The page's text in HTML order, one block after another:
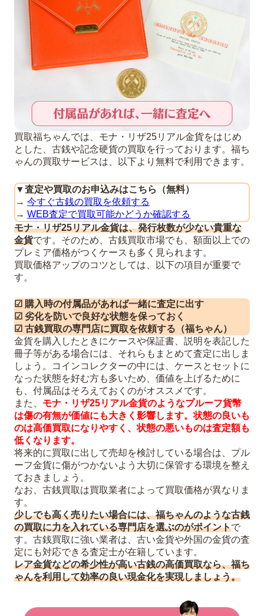
買取福ちゃんでは、モナ・リザ25リアル金貨をはじめ
とした、古銭や記念硬貨の買取を行っております。福ち
ゃんの買取サービスは、以下より無料で利用できます。
▼査定や買取のお申込みはこちら（無料）
→ 今すぐ古銭の買取を依頼する
→ WEB査定で買取可能かどうか確認する
モナ・リザ25リアル金貨は、発行枚数が少ない貴重な
金貨です。そのため、古銭買取市場でも、額面以上での
プレミア価格がつくケースも多く見られます。
買取価格アップのコツとしては、以下の項目が重要で
す。
☑ 購入時の付属品があれば一緒に査定に出す
☑ 劣化を防いで良好な状態を保っておく
☑ 古銭買取の専門店に買取を依頼する（福ちゃん）
金貨を購入したときにケースや保証書、説明を表記した
冊子等がある場合には、それらもまとめて査定に出しま
しょう。コインコレクターの中には、ケースとセットに
なった状態を好む方も多いため、価値を上げるために
も、付属品はそろえておくのがオススメです。
また、 モナ・リザ25リアル金貨のようなプルーフ貨幣
は傷の有無が価値にも大きく影響します。状態の良いも
のは高価買取になりやすく、状態の悪いものは査定額も
低くなります。
将来的に買取に出して売却を検討している場合は、プル
ーフ金貨に傷がつかないよう大切に保管する環境を整え
ておきましょう。
なお、古銭買取は買取業者によって買取価格が異なりま
す。
少しでも高く売りたい場合には、福ちゃんのような古銭
の買取に力を入れている専門店を選ぶのがポイントで
す。古銭買取に強い業者は、古い金貨や外国の金貨の査
定にも対応できる査定士が在籍しています。
レア金貨などの希少性が高い古銭の高価買取なら、福ち
ゃんを利用して効率の良い現金化を実現しましょう。